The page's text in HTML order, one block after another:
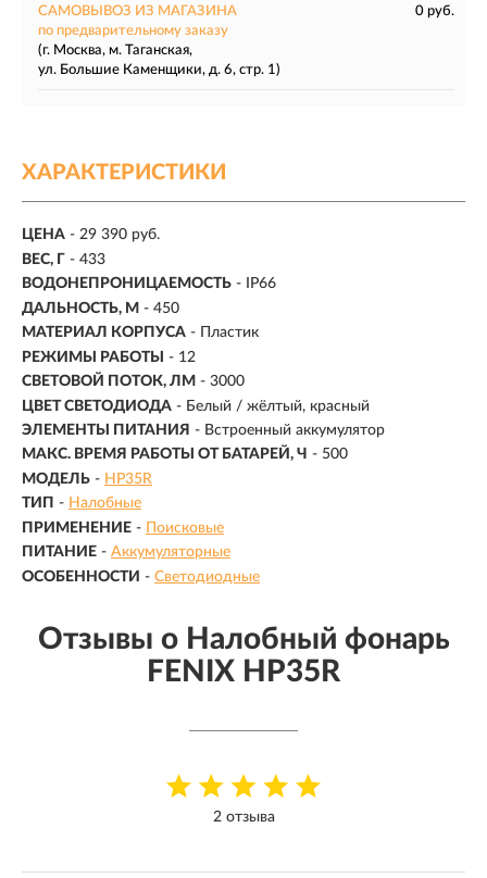
САМОВЫВОЗ ИЗ МАГАЗИНА
0 руб.
по предварительному заказу
(г. Москва, м. Таганская,
ул. Большие Каменщики, д. 6, стр. 1)
ХАРАКТЕРИСТИКИ
ЦЕНА - 29 390 руб.
ВЕС, Г - 433
ВОДОНЕПРОНИЦАЕМОСТЬ - IP66
ДАЛЬНОСТЬ, М - 450
МАТЕРИАЛ КОРПУСА - Пластик
РЕЖИМЫ РАБОТЫ
- 12
СВЕТОВОЙ ПОТОК, ЛМ - 3000
ЦВЕТ СВЕТОДИОДА - Белый / жёлтый, красный
ЭЛЕМЕНТЫ ПИТАНИЯ - Встроенный аккумулятор
МАКС. ВРЕМЯ РАБОТЫ ОТ БАТАРЕЙ, Ч - 500
МОДЕЛЬ - HP35R
ТИП - Налобные
ПРИМЕНЕНИЕ - Поисковые
ПИТАНИЕ - Аккумуляторные
ОСОБЕННОСТИ - Светодиодные
Отзывы о Налобный фонарь
FENIX HP35R
2 отзыва